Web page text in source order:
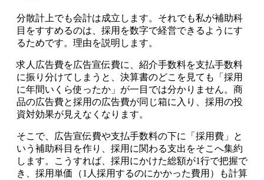
分散計上でも会計は成立します。それでも私が補助科
目をすすめるのは、採用を数字で経営できるようにす
るためです。理由を説明します。
求人広告費を広告宣伝費に、紹介手数料を支払手数料
に振り分けてしまうと、決算書のどこを見ても「採用
に年間いくら使ったか」が一目では分かりません。商
品の広告費と採用の広告費が同じ箱に入り、採用の投
資対効果が見えなくなります。
そこで、広告宣伝費や支払手数料の下に「採用費」と
いう補助科目を作り、採用に関わる支出をそこへ集約
します。こうすれば、採用にかけた総額が1行で把握で
き、採用単価（1人採用するのにかかった費用）も計算